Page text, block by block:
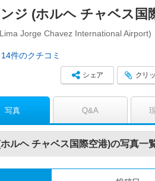
ジ (ホルヘ チャベス国
Jorge Chavez International Airport)
14件のクチコミ
シェア クリ
写真 Q&A
ルヘ チャベス国際空港)の写真一